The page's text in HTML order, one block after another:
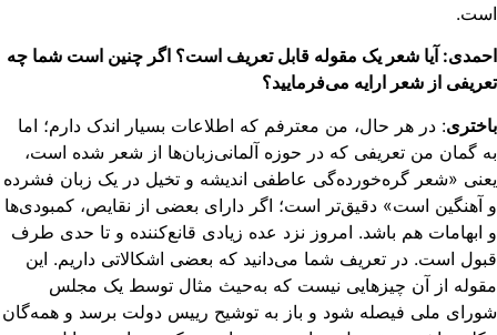
آیا شعر یک مقوله قابل تعریف است؟ اگر چنین است شما چه
از شعر ارایه می‌فرمایید؟
: در هر حال،‌ من معترفم که اطلاعات بسیار اندک دارم؛ اما
گمان من تعریفی که در حوزه آلمانی‌زبان‌ها از شعر شده است،
«شعر گره‌خورده‌گی عاطفی اندیشه و تخیل در یک زبان فشرده
آهنگین است» دقیق‌تر است؛ اگر دارای بعضی از نقایص، کمبودی‌ها
ابهامات هم باشد. امروز نزد عده زیادی قانع‌کننده و تا حدی طرف
است. در تعریف شما می‌‌دانید که بعضی اشکالاتی داریم. این
از آن چیزهایی نیست که به‌حیث مثال توسط یک مجلس
ملی فیصله شود و باز به توشیح رییس دولت برسد و همه‌گان